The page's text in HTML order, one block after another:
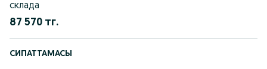
склада
87 570 тг.
СИПАТТАМАСЫ